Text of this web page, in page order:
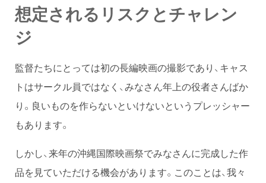
想定されるリスクとチャレン
ジ
監督たちにとっては初の長編映画の撮影であり、キャス
トはサークル員ではなく、みなさん年上の役者さんばか
り。良いものを作らないといけないというプレッシャー
もあります。
しかし、来年の沖縄国際映画祭でみなさんに完成した作
品を見ていただける機会があります。このことは、我々